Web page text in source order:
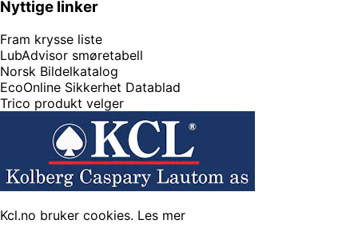
Nyttige linker
Fram krysse liste
LubAdvisor smøretabell
Norsk Bildelkatalog
EcoOnline Sikkerhet Datablad
Trico produkt velger
Kcl.no bruker cookies. Les mer